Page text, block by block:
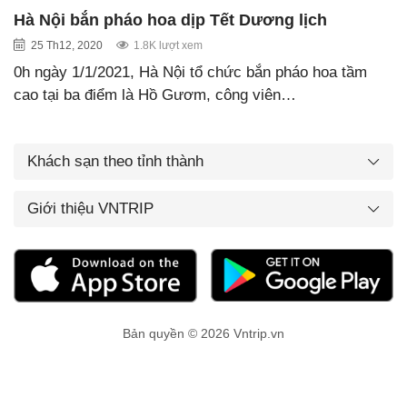
Hà Nội bắn pháo hoa dịp Tết Dương lịch
25 Th12, 2020 1.8K lượt xem
0h ngày 1/1/2021, Hà Nội tổ chức bắn pháo hoa tầm
cao tại ba điểm là Hồ Gươm, công viên…
Khách sạn theo tỉnh thành
Giới thiệu VNTRIP
Bản quyền © 2026 Vntrip.vn